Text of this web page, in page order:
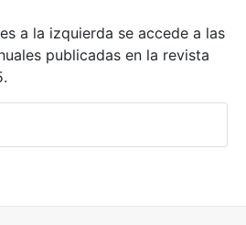
a la izquierda se accede a las
publicadas en la revista